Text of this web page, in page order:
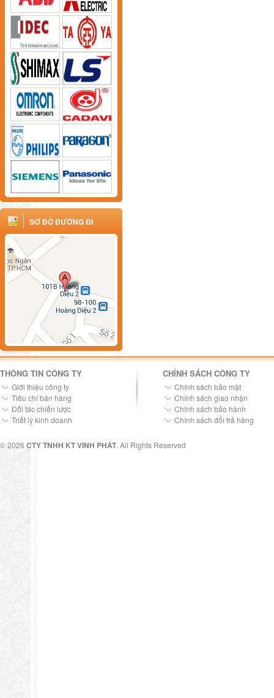
SƠ ĐỒ ĐƯỜNG ĐI
THÔNG TIN CÔNG TY
Giới thiệu công ty
Tiêu chí bán hàng
Đối tác chiến lược
Triết lý kinh doanh
CHÍNH SÁCH CÔNG TY
Chính sách bảo mật
Chính sách giao nhận
Chính sách bảo hành
Chính sách đổi trả hàng
© 2026 CTY TNHH KT VINH PHÁT. All Rights Reserved